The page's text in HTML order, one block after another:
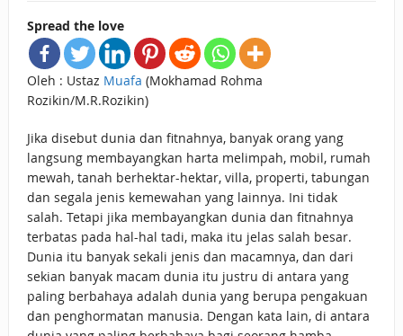
HUKUM MEMBAYAR ZAKAT KEPADA KERABAT SENDIRI
Spread the love
Oleh : Ustaz Muafa (Mokhamad Rohma
Rozikin/M.R.Rozikin)
Jika disebut dunia dan fitnahnya, banyak orang yang
langsung membayangkan harta melimpah, mobil, rumah
mewah, tanah berhektar-hektar, villa, properti, tabungan
dan segala jenis kemewahan yang lainnya. Ini tidak
salah. Tetapi jika membayangkan dunia dan fitnahnya
terbatas pada hal-hal tadi, maka itu jelas salah besar.
Dunia itu banyak sekali jenis dan macamnya, dan dari
sekian banyak macam dunia itu justru di antara yang
paling berbahaya adalah dunia yang berupa pengakuan
dan penghormatan manusia. Dengan kata lain, di antara